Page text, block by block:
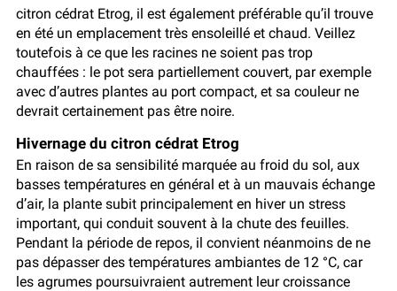
citron cédrat Etrog, il est également préférable qu’il trouve
en été un emplacement très ensoleillé et chaud. Veillez
toutefois à ce que les racines ne soient pas trop
chauffées : le pot sera partiellement couvert, par exemple
avec d’autres plantes au port compact, et sa couleur ne
devrait certainement pas être noire.
Hivernage du citron cédrat Etrog
En raison de sa sensibilité marquée au froid du sol, aux
basses températures en général et à un mauvais échange
d’air, la plante subit principalement en hiver un stress
important, qui conduit souvent à la chute des feuilles.
Pendant la période de repos, il convient néanmoins de ne
pas dépasser des températures ambiantes de 12 °C, car
les agrumes poursuivraient autrement leur croissance